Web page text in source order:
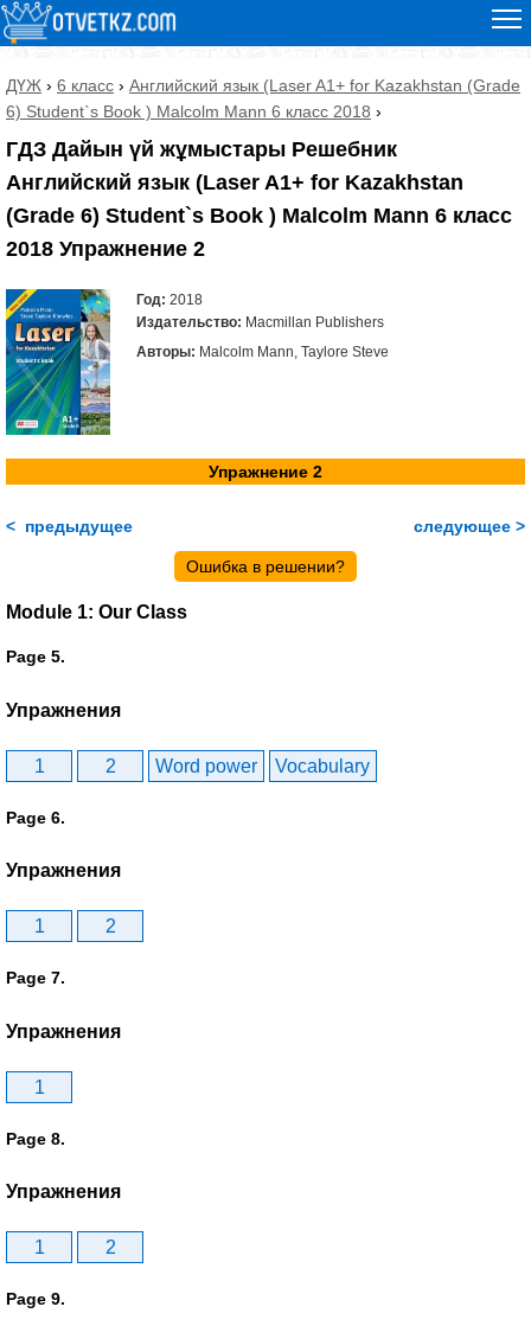
ДҮЖ › 6 класс › Английский язык (Laser A1+ for Kazakhstan (Grade
6) Student`s Book ) Malcolm Mann 6 класс 2018 ›
ГДЗ Дайын үй жұмыстары Решебник
Английский язык (Laser A1+ for Kazakhstan
(Grade 6) Student`s Book ) Malcolm Mann 6 класс
2018 Упражнение 2
Год: 2018
Издательство: Macmillan Publishers
Авторы: Malcolm Mann, Taylore Steve
Упражнение 2
< предыдущее следующее >
Ошибка в решении?
Module 1: Our Class
Page 5.
Упражнения
1 2 Word power Vocabulary
Page 6.
Упражнения
1 2
Page 7.
Упражнения
1
Page 8.
Упражнения
1 2
Page 9.